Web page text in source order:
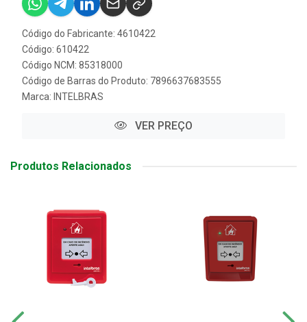
Código do Fabricante: 4610422
Código: 610422
Código NCM: 85318000
Código de Barras do Produto: 7896637683555
Marca: INTELBRAS
VER PREÇO
Produtos Relacionados